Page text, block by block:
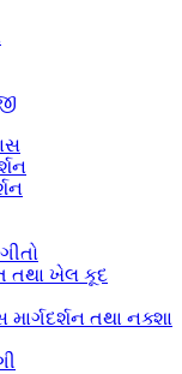
તથા ખેલ કૂદ
માર્ગદર્શન તથા નક્શા